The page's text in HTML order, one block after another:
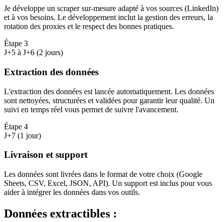
Je développe un scraper sur-mesure adapté à vos sources (LinkedIn)
et à vos besoins. Le développement inclut la gestion des erreurs, la
rotation des proxies et le respect des bonnes pratiques.
Étape 3
J+5 à J+6 (2 jours)
Extraction des données
L'extraction des données est lancée automatiquement. Les données
sont nettoyées, structurées et validées pour garantir leur qualité. Un
suivi en temps réel vous permet de suivre l'avancement.
Étape 4
J+7 (1 jour)
Livraison et support
Les données sont livrées dans le format de votre choix (Google
Sheets, CSV, Excel, JSON, API). Un support est inclus pour vous
aider à intégrer les données dans vos outils.
Données extractibles :